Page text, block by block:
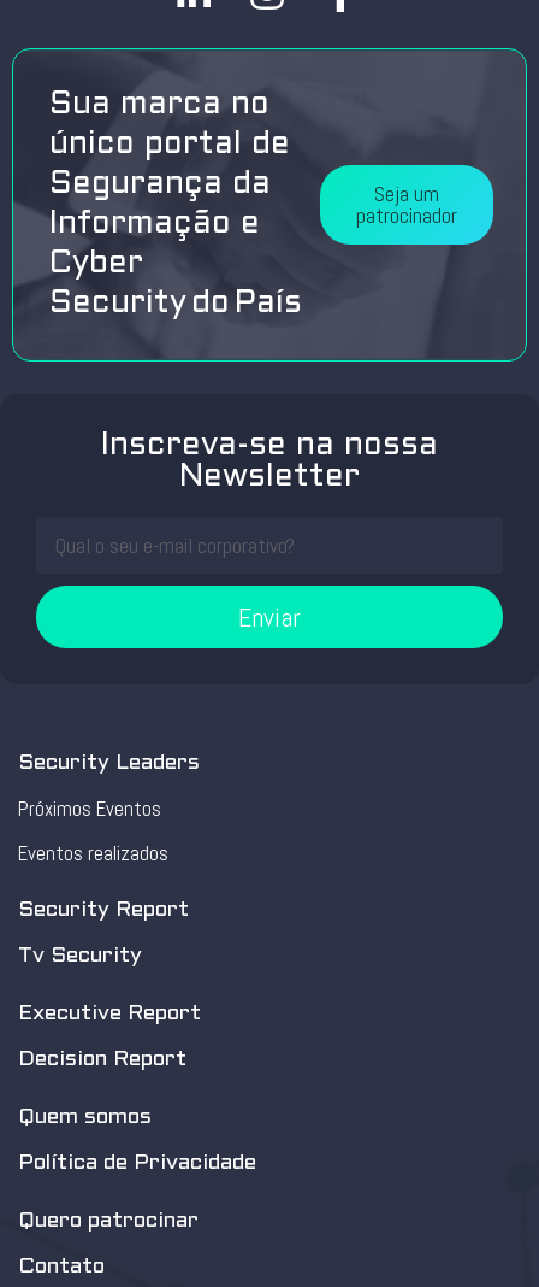
Sua marca no
único portal de
Segurança da
Informação e
Cyber
Security do País
Seja um
patrocinador
Inscreva-se na nossa
Newsletter
Enviar
Security Leaders
Próximos Eventos
Eventos realizados
Security Report
Tv Security
Executive Report
Decision Report
Quem somos
Política de Privacidade
Quero patrocinar
Contato